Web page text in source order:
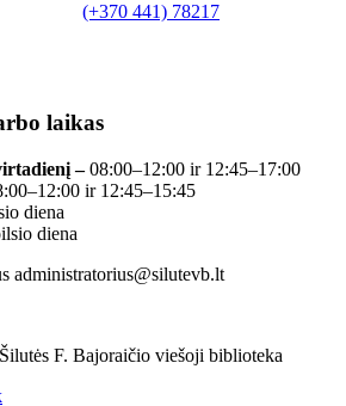
(+370 441) 78217
laikas
–08:00–12:00 ir 12:45–17:00
ir 12:45–15:45
diena
diena
administratorius@silutevb.lt
F. Bajoraičio viešoji biblioteka